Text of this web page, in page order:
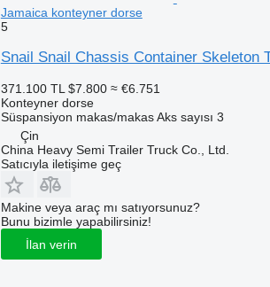
Jamaica konteyner dorse
5
Snail Snail Chassis Container Skeleton
371.100 TL $7.800 ≈ €6.751
Konteyner dorse
Süspansiyon makas/makas Aks sayısı 3
Çin
China Heavy Semi Trailer Truck Co., Ltd.
Satıcıyla iletişime geç
Makine veya araç mı satıyorsunuz?
Bunu bizimle yapabilirsiniz!
İlan verin